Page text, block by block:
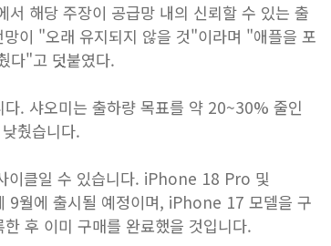
해당 주장이 공급망 내의 신뢰할 수 있는 출
이 "오래 유지되지 않을 것"이라며 "애플을 포
다"고 덧붙였다.
. 샤오미는 출하량 목표를 약 20~30% 줄인
췄습니다.
이클일 수 있습니다. iPhone 18 Pro 및
월에 출시될 예정이며, ‌iPhone 17‌ 모델을 구
후 이미 구매를 완료했을 것입니다.